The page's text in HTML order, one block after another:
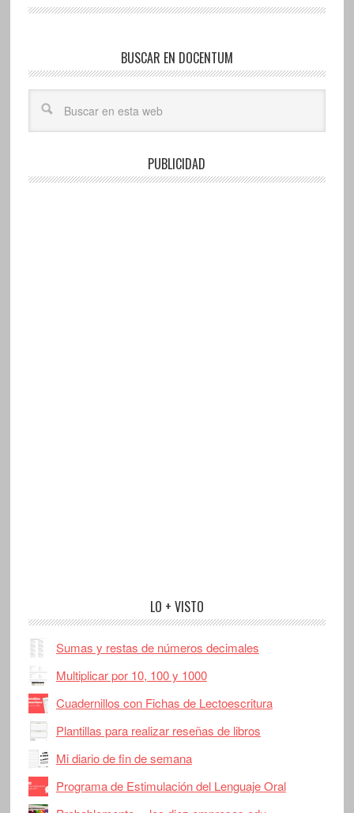
BUSCAR EN DOCENTUM
PUBLICIDAD
LO + VISTO
Sumas y restas de números decimales
Multiplicar por 10, 100 y 1000
Cuadernillos con Fichas de Lectoescritura
Plantillas para realizar reseñas de libros
Mi diario de fin de semana
Programa de Estimulación del Lenguaje Oral